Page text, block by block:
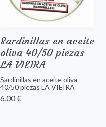
Sardinillas en aceite
oliva 40/50 piezas
LA VIEIRA
Sardinillas en aceite oliva
40/50 piezas LA VIEIRA
6,00 €